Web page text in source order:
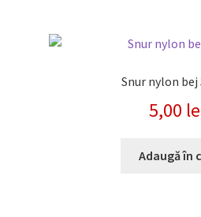
Snur nylon bej
5,00
Adaugă în